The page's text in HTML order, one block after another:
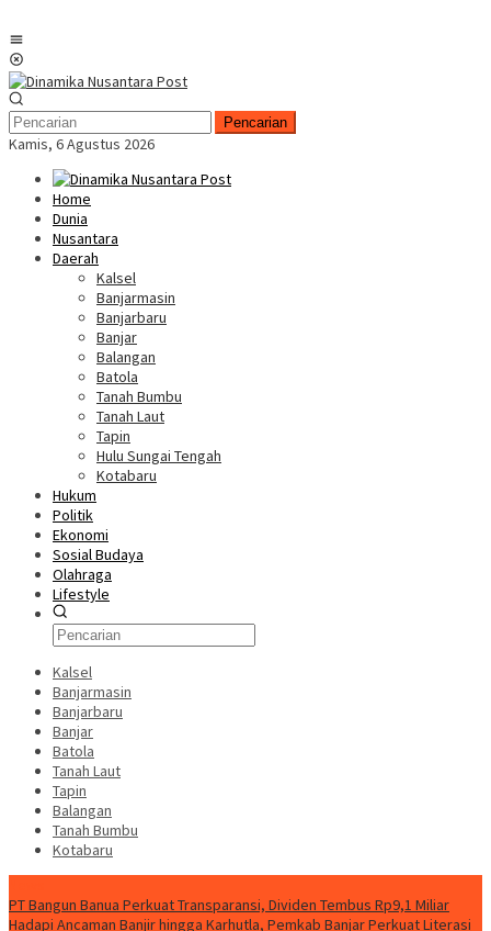
Pencarian
Kamis, 6 Agustus 2026
Home
Dunia
Nusantara
Daerah
Kalsel
Banjarmasin
Banjarbaru
Banjar
Balangan
Batola
Tanah Bumbu
Tanah Laut
Tapin
Hulu Sungai Tengah
Kotabaru
Hukum
Politik
Ekonomi
Sosial Budaya
Olahraga
Lifestyle
Kalsel
Banjarmasin
Banjarbaru
Banjar
Batola
Tanah Laut
Tapin
Balangan
Tanah Bumbu
Kotabaru
PT Bangun Banua Perkuat Transparansi, Dividen Tembus Rp9,1 Miliar
Hadapi Ancaman Banjir hingga Karhutla, Pemkab Banjar Perkuat Literasi